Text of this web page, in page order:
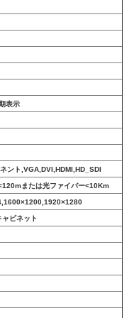
表示
ント,VGA,DVI,HDMI,HD_SDI
または光ファイバー<10Km
ビネット